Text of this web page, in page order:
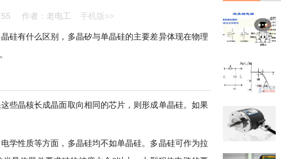
作者：老电工 手机版>>
硅有什么区别，多晶矽与单晶硅的主要差异体现在物理
些晶核长成晶面取向相同的芯片，则形成单晶硅。如果
学性质等方面，多晶硅均不如单晶硅。多晶硅可作为拉